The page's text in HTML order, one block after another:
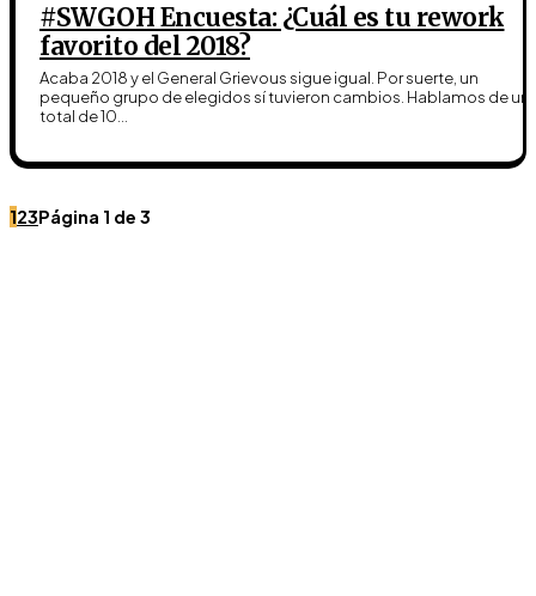
#SWGOH Encuesta: ¿Cuál es tu rework
favorito del 2018?
Acaba 2018 y el General Grievous sigue igual. Por suerte, un
pequeño grupo de elegidos sí tuvieron cambios. Hablamos de un
total de 10...
123Página 1 de 3